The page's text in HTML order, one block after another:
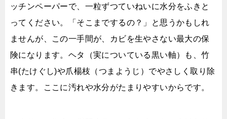
ッチンペーパーで、一粒ずつていねいに水分をふきと
ってください。「そこまでするの？」と思うかもしれ
ませんが、この一手間が、カビを生やさない最大の保
険になります。ヘタ（実についている黒い軸）も、竹
串(たけぐし)や爪楊枝（つまようじ）でやさしく取り除
きます。ここに汚れや水分がたまりやすいからです。